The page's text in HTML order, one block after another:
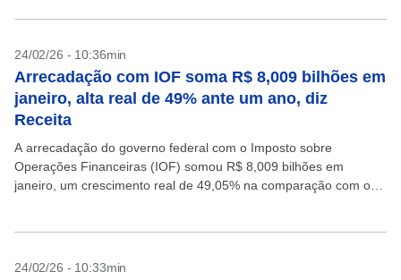
24/02/26 - 10:36min
Arrecadação com IOF soma R$ 8,009 bilhões em
janeiro, alta real de 49% ante um ano, diz
Receita
A arrecadação do governo federal com o Imposto sobre
Operações Financeiras (IOF) somou R$ 8,009 bilhões em
janeiro, um crescimento real de 49,05% na comparação com o
24/02/26 - 10:33min